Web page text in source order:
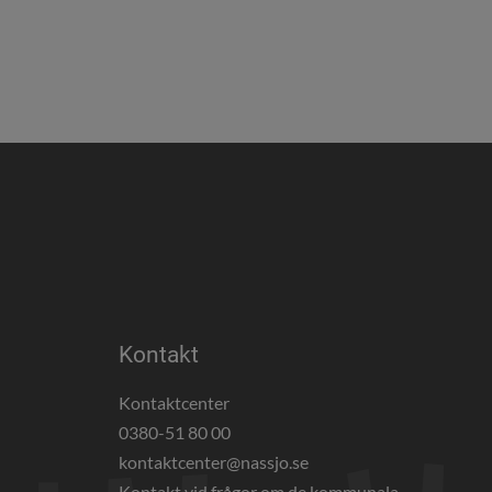
öppnas i nytt fönster.
Kontakt
Kontaktcenter
0380-51 80 00
kontaktcenter@nassjo.se